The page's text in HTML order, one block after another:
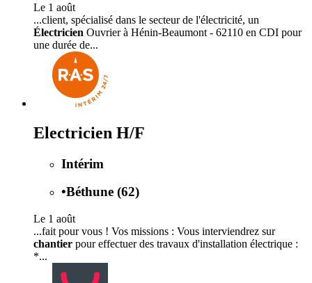
Le 1 août
...client, spécialisé dans le secteur de l'électricité, un
Électricien Ouvrier à Hénin-Beaumont - 62110 en CDI pour
une durée de...
Electricien H/F
Intérim
•Béthune (62)
Le 1 août
...fait pour vous ! Vos missions : Vous interviendrez sur
chantier pour effectuer des travaux d'installation électrique :
*...